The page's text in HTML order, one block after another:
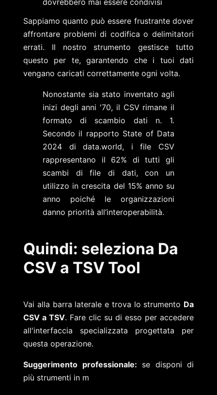
Sappiamo quanto può essere frustrante dover
affrontare problemi di codifica o delimitatori
errati. Il nostro strumento gestisce tutto
questo per te, garantendo che i tuoi dati
vengano caricati correttamente ogni volta.
Nonostante sia stato inventato agli
inizi degli anni '70, il CSV rimane il
formato di scambio dati n. 1.
Secondo il rapporto State of Data
2024 di data.world, i file CSV
rappresentano il 62% di tutti gli
scambi di file di dati, con un
utilizzo in crescita del 15% anno su
anno poiché le organizzazioni
danno priorità all’interoperabilità.
Quindi: seleziona Da
CSV a TSV Tool
Vai alla barra laterale e trova lo strumento Da
CSV a TSV. Fare clic su di esso per accedere
all'interfaccia specializzata progettata per
questa operazione.
Suggerimento professionale: se disponi di
più strumenti in m